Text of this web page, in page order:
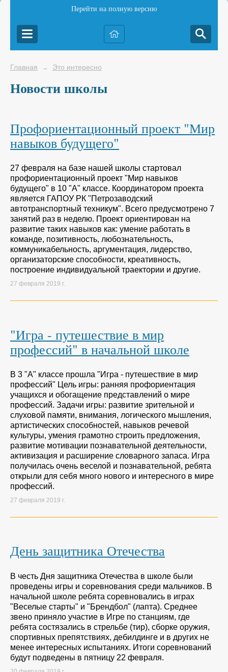
Перейти на полную версию
Главная → Это интересно
Новости школы
Профориентационный проект "Мир
навыков будущего"
27 февраля на базе нашей школы стартовал
профориентационный проект "Мир навыков
будущего" в 10 "А" классе. Координатором проекта
является ГАПОУ РК "Петрозаводский
автотранспортный техникум". Всего предусмотрено 7
занятий раз в неделю. Проект ориентирован на
развитие таких навыков как: умение работать в
команде, позитивность, любознательность,
коммуникабельность, аргументация, лидерство,
организаторские способности, креативность,
построение индивидуальной траектории и другие.
27 февраля 2019 г.
"Игра - путешествие в мир
профессий" в начальной школе
В 3 "А" классе прошла "Игра - путешествие в мир
профессий" Цель игры: ранняя профориентация
учащихся и обогащение представлений о мире
профессий. Задачи игры: развитие зрительной и
слуховой памяти, внимания, логического мышления,
артистических способностей, навыков речевой
культуры, умения грамотно строить предложения,
развитие мотивации познавательной деятельности,
активизация и расширение словарного запаса. Игра
получилась очень веселой и познавательной, ребята
открыли для себя много нового и интересного в мире
профессий.
27 февраля 2019 г.
День защитника Отечества
В честь Дня защитника Отечества в школе были
проведены игры и соревнования среди мальчиков. В
начальной школе ребята соревновались в играх
"Веселые старты" и "Брендбол" (лапта). Среднее
звено приняло участие в Игре по станциям, где
ребята состязались в стрельбе (тир), сборке оружия,
спортивных препятствиях, дебилдинге и в других не
менее интересных испытаниях. Итоги соревнований
будут подведены в пятницу 22 февраля.